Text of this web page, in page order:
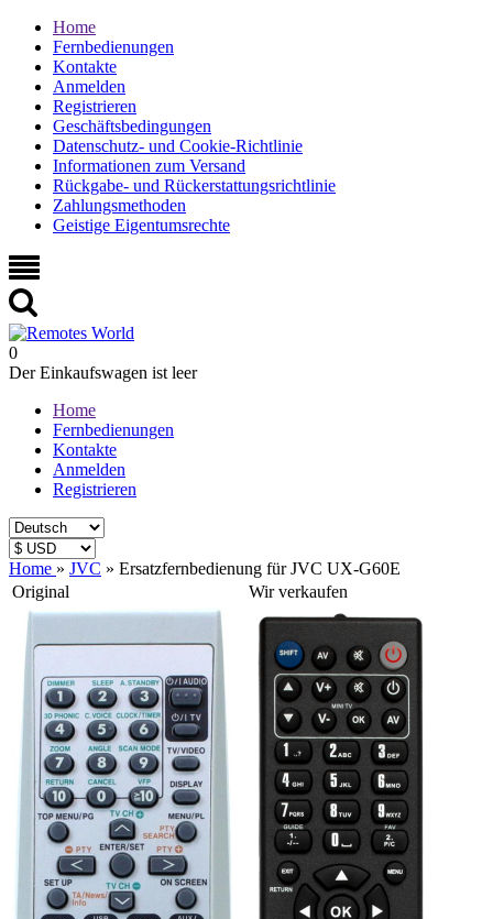
Home
Fernbedienungen
Kontakte
Anmelden
Registrieren
Geschäftsbedingungen
Datenschutz- und Cookie-Richtlinie
Informationen zum Versand
Rückgabe- und Rückerstattungsrichtlinie
Zahlungsmethoden
Geistige Eigentumsrechte
0
Der Einkaufswagen ist leer
Home
Fernbedienungen
Kontakte
Anmelden
Registrieren
Home » JVC » Ersatzfernbedienung für JVC UX-G60E
Original
Wir verkaufen